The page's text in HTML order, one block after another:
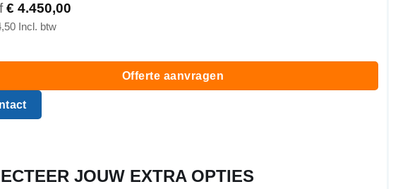
€ 4.450,00
Offerte aanvragen
JOUW EXTRA OPTIES